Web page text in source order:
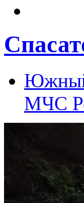
Южный
МЧС